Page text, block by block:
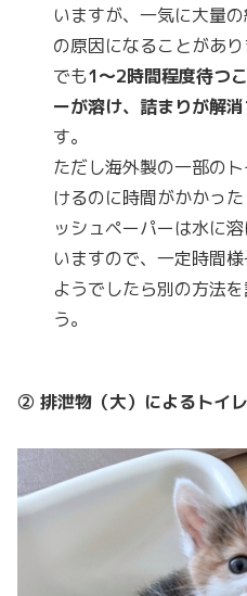
いますが、一気に大量
の原因になることがあ
でも1〜2時間程度待つ
ーが溶け、詰まりが解
す。
ただし海外製の一部の
けるのに時間がかかっ
ッシュペーパーは水に
いますので、一定時間
ようでしたら別の方法
う。
② 排泄物（大）によるトイ